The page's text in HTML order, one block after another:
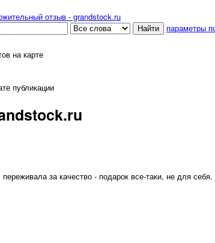
отзыв - grandstock.ru
параметры
на карте
публикации
за качество - подарок все-таки, не для